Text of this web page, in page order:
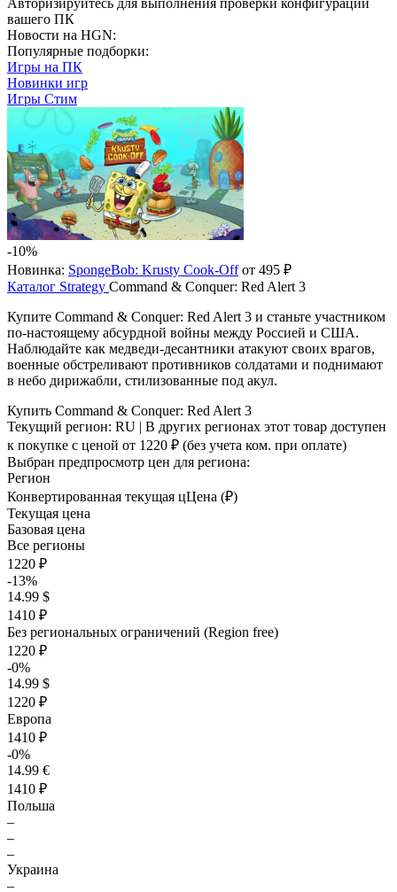
Авторизируйтесь для выполнения проверки конфигурации
вашего ПК
Новости на HGN:
Популярные подборки:
Игры на ПК
Новинки игр
Игры Стим
-10%
Новинка: SpongeBob: Krusty Cook-Offот 495 ₽
Каталог Strategy Command & Conquer: Red Alert 3
Купите Command & Conquer: Red Alert 3 и станьте участником
по-настоящему абсурдной войны между Россией и США.
Наблюдайте как медведи-десантники атакуют своих врагов,
военные обстреливают противников солдатами и поднимают
в небо дирижабли, стилизованные под акул.
Купить Command & Conquer: Red Alert 3
Текущий регион: RU | В других регионах этот товар доступен
к покупке с ценой от 1220 ₽ (без учета ком. при оплате)
Выбран предпросмотр цен для региона:
Регион
Конвертированная текущая цЦена (₽)
Текущая цена
Базовая цена
Все регионы
1220 ₽
-13%
14.99 $
1410 ₽
Без региональных ограничений (Region free)
1220 ₽
-0%
14.99 $
1220 ₽
Европа
1410 ₽
-0%
14.99 €
1410 ₽
Польша
–
–
–
Украина
–